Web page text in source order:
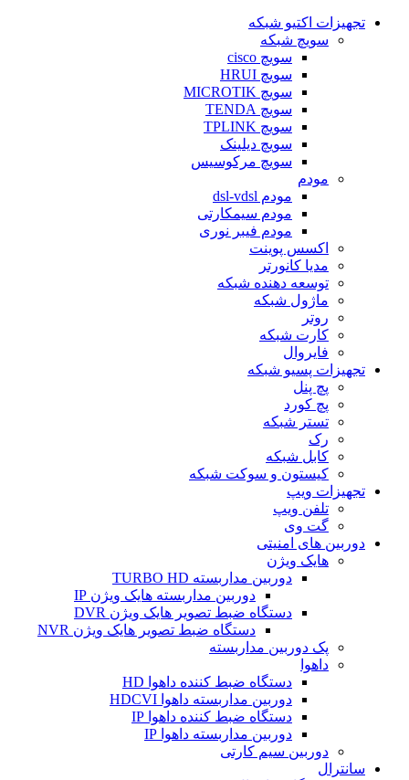
تجهیزات اکتیو شبکه
سویچ شبکه
سویچ cisco
سویچ HRUI
سویچ MICROTIK
سویچ TENDA
سویچ TPLINK
سویچ دیلینک
سویچ مرکوسیس
مودم
مودم dsl-vdsl
مودم سیمکارتی
مودم فیبر نوری
اکسس پوینت
مدیا کانورتر
توسعه دهنده شبکه
ماژول شبکه
روتر
کارت شبکه
فایروال
تجهیزات پسیو شبکه
پچ پنل
پچ کورد
تستر شبکه
رک
کابل شبکه
کیستون و سوکت شبکه
تجهیزات ویپ
تلفن ویپ
گت وی
دوربین های امنیتی
هایک ویژن
دوربین مداربسته TURBO HD
دوربین مداربسته هایک ویژن IP
دستگاه ضبط تصویر هایک ویژن DVR
دستگاه ضبط تصویر هایک ویژن NVR
پک دوربین مداربسته
داهوا
دستگاه ضبط کننده داهوا HD
دوربین مداربسته داهوا HDCVI
دستگاه ضبط کننده داهوا IP
دوربین مداربسته داهوا IP
دوربین سیم کارتی
سانترال